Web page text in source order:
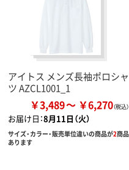
アイトス メンズ長袖ポロシャ
ツ AZCL1001_1
￥3,489 ￥6,270
お届け日：8月11日（火）
サイズ・カラー・販売単位違いの商品が2商品
あります